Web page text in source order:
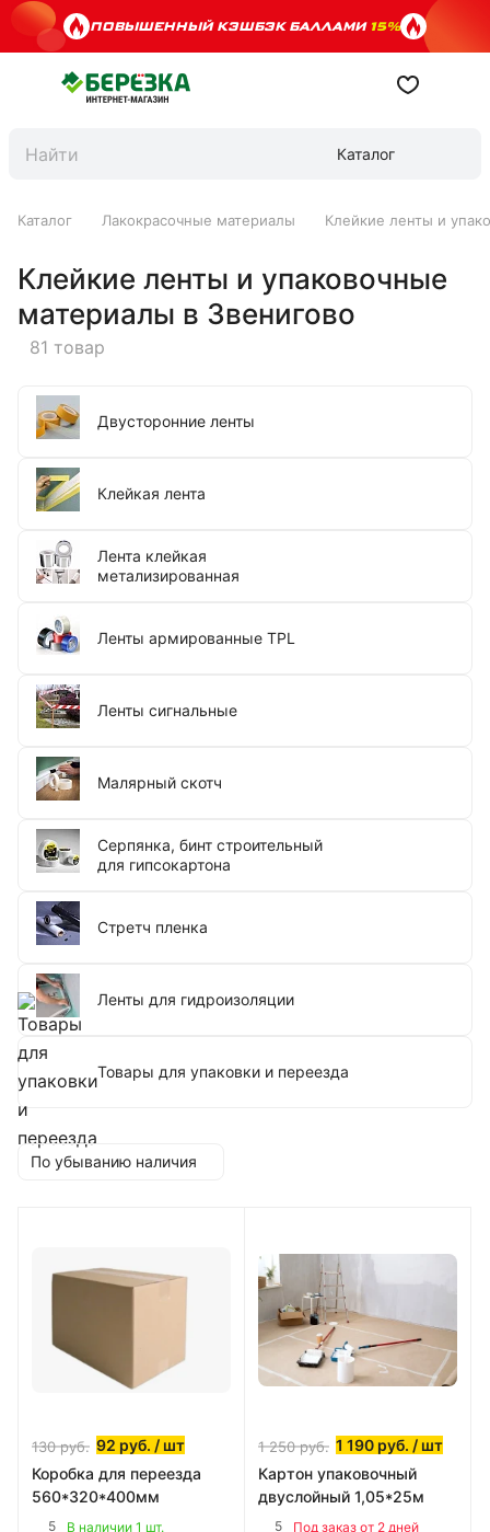
ПОВЫШЕННЫЙ КЭШБЭК БАЛЛАМИ15%
Каталог
Каталог Лакокрасочные материалы Клейкие ленты и
Клейкие ленты и упаковочные
материалы в Звенигово
81 товар
Двусторонние ленты
Клейкая лента
Лента клейкая
метализированная
Ленты армированные TPL
Ленты сигнальные
Малярный скотч
Серпянка, бинт строительный
для гипсокартона
Стретч пленка
Ленты для гидроизоляции
Товары для упаковки и переезда
По убыванию наличия
130руб. 92 руб. / шт
Коробка для переезда
560*320*400мм
5
В наличии 1 шт.
1 250руб. 1 190 руб. / шт
Картон упаковочный
двуслойный 1,05*25м
5
Под заказ от 2 дней